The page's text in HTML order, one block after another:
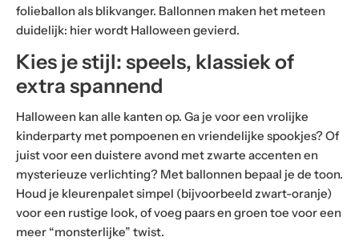
folieballon als blikvanger. Ballonnen maken het meteen
duidelijk: hier wordt Halloween gevierd.
Kies je stijl: speels, klassiek of
extra spannend
Halloween kan alle kanten op. Ga je voor een vrolijke
kinderparty met pompoenen en vriendelijke spookjes? Of
juist voor een duistere avond met zwarte accenten en
mysterieuze verlichting? Met ballonnen bepaal je de toon.
Houd je kleurenpalet simpel (bijvoorbeeld zwart-oranje)
voor een rustige look, of voeg paars en groen toe voor een
meer “monsterlijke” twist.